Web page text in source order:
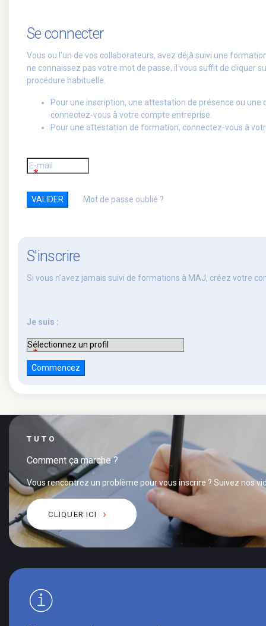
Se connecter
Vous ou l'un de vos collaborateurs, avez déjà suivi une
ne connaissez pas votre mot de passe, il vous suffit de cliquer
procédure habituelle.
Pour une inscription, une attestation de présence ou
connectez-vous à votre compte entreprise.
Pour une attestation de formation, connectez-vous à
Mot de passe oublié ?
S'inscrire
Si vous n’avez jamais suivi de formations à MAJ, créez votre
Je suis :
TUTO
Comment ça marche ?
Vous rencontrez un problème pour vous inscrire ? Suivez nos
CLIQUER ICI